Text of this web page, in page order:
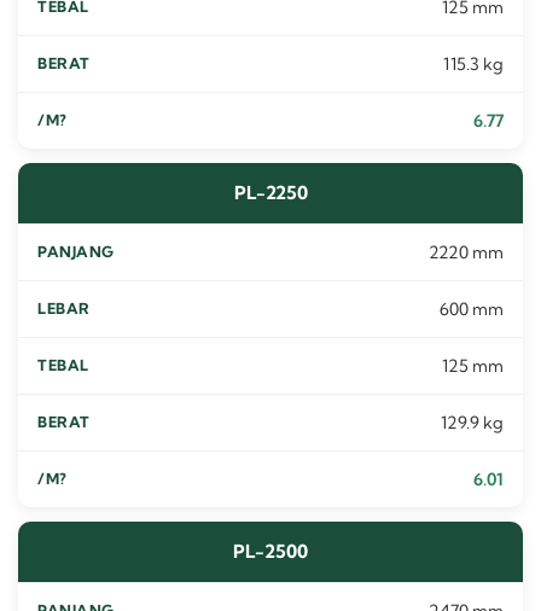
125 mm
115.3 kg
6.77
PL-2250
2220 mm
600 mm
125 mm
129.9 kg
6.01
PL-2500